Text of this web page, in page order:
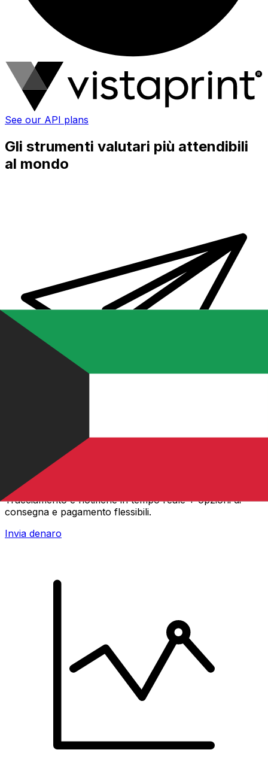
See our API plans
Gli strumenti valutari più attendibili
al mondo
Trasferimenti di denaro internazionali Xe
Invia denaro online in modo facile, veloce e sicuro.
Tracciamento e notifiche in tempo reale + opzioni di
consegna e pagamento flessibili.
Invia denaro